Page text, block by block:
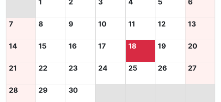
1
2 3 4 5 6
7 8 9 10 11 12 13
14 15 16 17 18 19 20
21 22 23 24 25 26 27
28 29 30